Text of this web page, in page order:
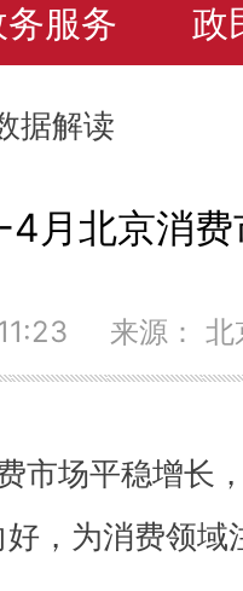
服务 政
据解读
月北京消费
来源： 北
市场平稳增长
，为消费领域